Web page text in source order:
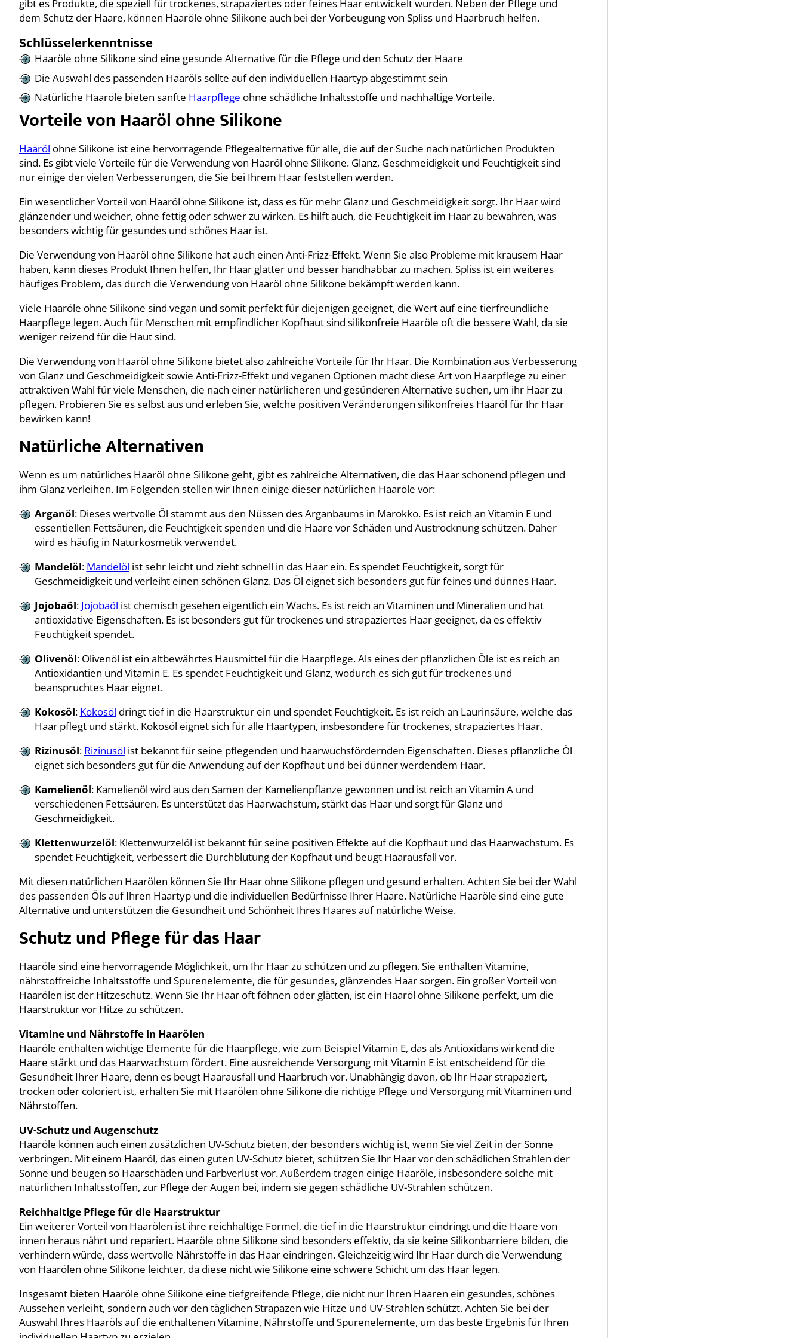
gibt es Produkte, die speziell für trockenes, strapaziertes oder feines Haar entwickelt wurden. Neben der Pflege und
dem Schutz der Haare, können Haaröle ohne Silikone auch bei der Vorbeugung von Spliss und Haarbruch helfen.
Schlüsselerkenntnisse
Haaröle ohne Silikone sind eine gesunde Alternative für die Pflege und den Schutz der Haare
Die Auswahl des passenden Haaröls sollte auf den individuellen Haartyp abgestimmt sein
Natürliche Haaröle bieten sanfte Haarpflege ohne schädliche Inhaltsstoffe und nachhaltige Vorteile.
Vorteile von Haaröl ohne Silikone
Haaröl ohne Silikone ist eine hervorragende Pflegealternative für alle, die auf der Suche nach natürlichen Produkten
sind. Es gibt viele Vorteile für die Verwendung von Haaröl ohne Silikone. Glanz, Geschmeidigkeit und Feuchtigkeit sind
nur einige der vielen Verbesserungen, die Sie bei Ihrem Haar feststellen werden.
Ein wesentlicher Vorteil von Haaröl ohne Silikone ist, dass es für mehr Glanz und Geschmeidigkeit sorgt. Ihr Haar wird
glänzender und weicher, ohne fettig oder schwer zu wirken. Es hilft auch, die Feuchtigkeit im Haar zu bewahren, was
besonders wichtig für gesundes und schönes Haar ist.
Die Verwendung von Haaröl ohne Silikone hat auch einen Anti-Frizz-Effekt. Wenn Sie also Probleme mit krausem Haar
haben, kann dieses Produkt Ihnen helfen, Ihr Haar glatter und besser handhabbar zu machen. Spliss ist ein weiteres
häufiges Problem, das durch die Verwendung von Haaröl ohne Silikone bekämpft werden kann.
Viele Haaröle ohne Silikone sind vegan und somit perfekt für diejenigen geeignet, die Wert auf eine tierfreundliche
Haarpflege legen. Auch für Menschen mit empfindlicher Kopfhaut sind silikonfreie Haaröle oft die bessere Wahl, da sie
weniger reizend für die Haut sind.
Die Verwendung von Haaröl ohne Silikone bietet also zahlreiche Vorteile für Ihr Haar. Die Kombination aus Verbesserung
von Glanz und Geschmeidigkeit sowie Anti-Frizz-Effekt und veganen Optionen macht diese Art von Haarpflege zu einer
attraktiven Wahl für viele Menschen, die nach einer natürlicheren und gesünderen Alternative suchen, um ihr Haar zu
pflegen. Probieren Sie es selbst aus und erleben Sie, welche positiven Veränderungen silikonfreies Haaröl für Ihr Haar
bewirken kann!
Natürliche Alternativen
Wenn es um natürliches Haaröl ohne Silikone geht, gibt es zahlreiche Alternativen, die das Haar schonend pflegen und
ihm Glanz verleihen. Im Folgenden stellen wir Ihnen einige dieser natürlichen Haaröle vor:
Arganöl: Dieses wertvolle Öl stammt aus den Nüssen des Arganbaums in Marokko. Es ist reich an Vitamin E und
essentiellen Fettsäuren, die Feuchtigkeit spenden und die Haare vor Schäden und Austrocknung schützen. Daher
wird es häufig in Naturkosmetik verwendet.
Mandelöl: Mandelöl ist sehr leicht und zieht schnell in das Haar ein. Es spendet Feuchtigkeit, sorgt für
Geschmeidigkeit und verleiht einen schönen Glanz. Das Öl eignet sich besonders gut für feines und dünnes Haar.
Jojobaöl: Jojobaöl ist chemisch gesehen eigentlich ein Wachs. Es ist reich an Vitaminen und Mineralien und hat
antioxidative Eigenschaften. Es ist besonders gut für trockenes und strapaziertes Haar geeignet, da es effektiv
Feuchtigkeit spendet.
Olivenöl: Olivenöl ist ein altbewährtes Hausmittel für die Haarpflege. Als eines der pflanzlichen Öle ist es reich an
Antioxidantien und Vitamin E. Es spendet Feuchtigkeit und Glanz, wodurch es sich gut für trockenes und
beanspruchtes Haar eignet.
Kokosöl: Kokosöl dringt tief in die Haarstruktur ein und spendet Feuchtigkeit. Es ist reich an Laurinsäure, welche das
Haar pflegt und stärkt. Kokosöl eignet sich für alle Haartypen, insbesondere für trockenes, strapaziertes Haar.
Rizinusöl: Rizinusöl ist bekannt für seine pflegenden und haarwuchsfördernden Eigenschaften. Dieses pflanzliche Öl
eignet sich besonders gut für die Anwendung auf der Kopfhaut und bei dünner werdendem Haar.
Kamelienöl: Kamelienöl wird aus den Samen der Kamelienpflanze gewonnen und ist reich an Vitamin A und
verschiedenen Fettsäuren. Es unterstützt das Haarwachstum, stärkt das Haar und sorgt für Glanz und
Geschmeidigkeit.
Klettenwurzelöl: Klettenwurzelöl ist bekannt für seine positiven Effekte auf die Kopfhaut und das Haarwachstum. Es
spendet Feuchtigkeit, verbessert die Durchblutung der Kopfhaut und beugt Haarausfall vor.
Mit diesen natürlichen Haarölen können Sie Ihr Haar ohne Silikone pflegen und gesund erhalten. Achten Sie bei der Wahl
des passenden Öls auf Ihren Haartyp und die individuellen Bedürfnisse Ihrer Haare. Natürliche Haaröle sind eine gute
Alternative und unterstützen die Gesundheit und Schönheit Ihres Haares auf natürliche Weise.
Schutz und Pflege für das Haar
Haaröle sind eine hervorragende Möglichkeit, um Ihr Haar zu schützen und zu pflegen. Sie enthalten Vitamine,
nährstoffreiche Inhaltsstoffe und Spurenelemente, die für gesundes, glänzendes Haar sorgen. Ein großer Vorteil von
Haarölen ist der Hitzeschutz. Wenn Sie Ihr Haar oft föhnen oder glätten, ist ein Haaröl ohne Silikone perfekt, um die
Haarstruktur vor Hitze zu schützen.
Vitamine und Nährstoffe in Haarölen
Haaröle enthalten wichtige Elemente für die Haarpflege, wie zum Beispiel Vitamin E, das als Antioxidans wirkend die
Haare stärkt und das Haarwachstum fördert. Eine ausreichende Versorgung mit Vitamin E ist entscheidend für die
Gesundheit Ihrer Haare, denn es beugt Haarausfall und Haarbruch vor. Unabhängig davon, ob Ihr Haar strapaziert,
trocken oder coloriert ist, erhalten Sie mit Haarölen ohne Silikone die richtige Pflege und Versorgung mit Vitaminen und
Nährstoffen.
UV-Schutz und Augenschutz
Haaröle können auch einen zusätzlichen UV-Schutz bieten, der besonders wichtig ist, wenn Sie viel Zeit in der Sonne
verbringen. Mit einem Haaröl, das einen guten UV-Schutz bietet, schützen Sie Ihr Haar vor den schädlichen Strahlen der
Sonne und beugen so Haarschäden und Farbverlust vor. Außerdem tragen einige Haaröle, insbesondere solche mit
natürlichen Inhaltsstoffen, zur Pflege der Augen bei, indem sie gegen schädliche UV-Strahlen schützen.
Reichhaltige Pflege für die Haarstruktur
Ein weiterer Vorteil von Haarölen ist ihre reichhaltige Formel, die tief in die Haarstruktur eindringt und die Haare von
innen heraus nährt und repariert. Haaröle ohne Silikone sind besonders effektiv, da sie keine Silikonbarriere bilden, die
verhindern würde, dass wertvolle Nährstoffe in das Haar eindringen. Gleichzeitig wird Ihr Haar durch die Verwendung
von Haarölen ohne Silikone leichter, da diese nicht wie Silikone eine schwere Schicht um das Haar legen.
Insgesamt bieten Haaröle ohne Silikone eine tiefgreifende Pflege, die nicht nur Ihren Haaren ein gesundes, schönes
Aussehen verleiht, sondern auch vor den täglichen Strapazen wie Hitze und UV-Strahlen schützt. Achten Sie bei der
Auswahl Ihres Haaröls auf die enthaltenen Vitamine, Nährstoffe und Spurenelemente, um das beste Ergebnis für Ihren